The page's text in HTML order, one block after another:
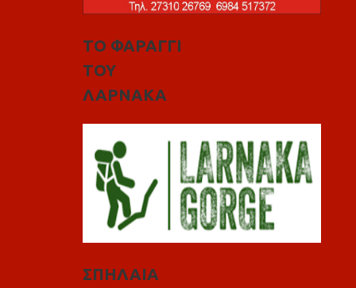
ΤΟ ΦΑΡΑΓΓΙ
ΤΟΥ
ΛΑΡΝΑΚΑ
ΣΠΗΛΑΙΑ